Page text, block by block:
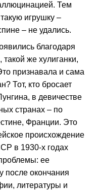
Тем
игрушку –
– не удались.
благодаря
же хулиганки,
признавала и сама
Тот, кто бросает
в девичестве
странах – по
Франции. Это
происхождение
в 1930-х годах
ее
после окончания
литературы и